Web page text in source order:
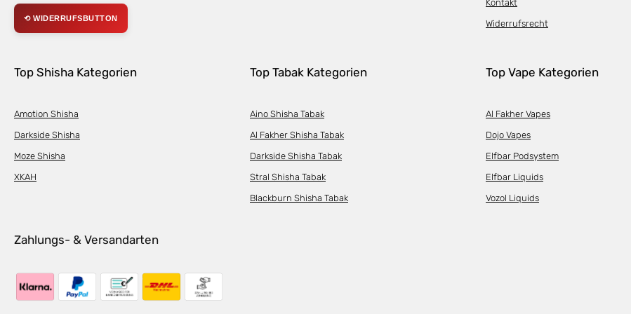
⟲ WIDERRUFSBUTTON
Kontakt
Widerrufsrecht
Top Shisha Kategorien
Amotion Shisha
Darkside Shisha
Moze Shisha
XKAH
Top Tabak Kategorien
Aino Shisha Tabak
Al Fakher Shisha Tabak
Darkside Shisha Tabak
Stral Shisha Tabak
Blackburn Shisha Tabak
Top Vape Kategorien
Al Fakher Vapes
Dojo Vapes
Elfbar Podsystem
Elfbar Liquids
Vozol Liquids
Zahlungs- & Versandarten